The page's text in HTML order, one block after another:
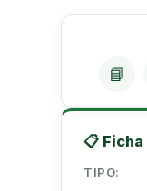
📘
📋
TIPO: